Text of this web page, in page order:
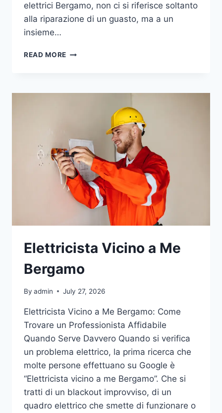
elettrici Bergamo, non ci si riferisce soltanto
alla riparazione di un guasto, ma a un
insieme…
READ MORE MANUTENZIONE
Elettricista Vicino a Me
Bergamo
By admin July 27, 2026
Elettricista Vicino a Me Bergamo: Come
Trovare un Professionista Affidabile
Quando Serve Davvero Quando si verifica
un problema elettrico, la prima ricerca che
molte persone effettuano su Google è
“Elettricista vicino a me Bergamo”. Che si
tratti di un blackout improvviso, di un
quadro elettrico che smette di funzionare o